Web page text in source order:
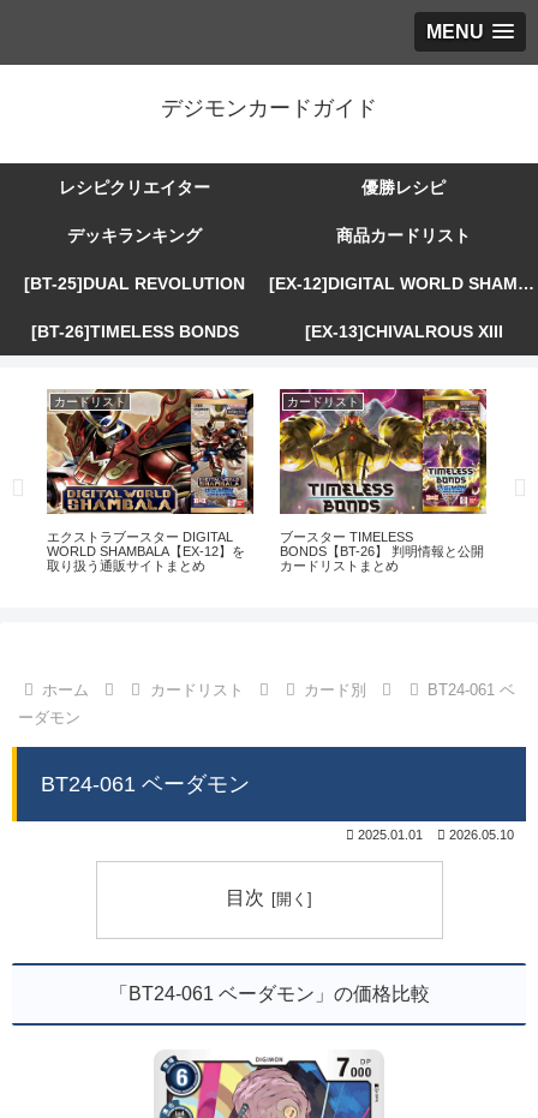
MENU
デジモンカードガイド
レシピクリエイター 優勝レシピ
デッキランキング 商品カードリスト
[BT-25]DUAL REVOLUTION [EX-12]DIGITAL WORLD SHAMBALA
[BT-26]TIMELESS BONDS [EX-13]CHIVALROUS XIII
カードリスト
エクストラブースター DIGITAL
WORLD SHAMBALA【EX-12】を
取り扱う通販サイトまとめ
カードリスト
ブースター TIMELESS
BONDS【BT-26】 判明情報と公開
カードリストまとめ
ホーム カードリスト カード別
BT24-061 ベ
ーダモン
BT24-061 ベーダモン
2025.01.01 2026.05.10
目次
「BT24-061 ベーダモン」の価格比較